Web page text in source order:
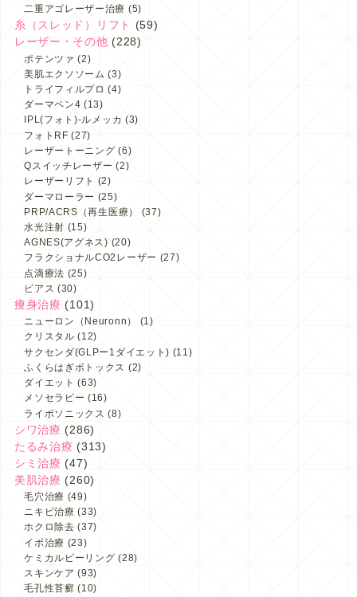
二重アゴレーザー治療 (5)
糸（スレッド）リフト (59)
レーザー・その他 (228)
ポテンツァ (2)
美肌エクソソーム (3)
トライフィルプロ (4)
ダーマペン4 (13)
IPL(フォト)-ルメッカ (3)
フォトRF (27)
レーザートーニング (6)
Qスイッチレーザー (2)
レーザーリフト (2)
ダーマローラー (25)
PRP/ACRS（再生医療）
(37)
水光注射 (15)
AGNES(アグネス) (20)
フラクショナルCO2レーザー (27)
点滴療法 (25)
ピアス (30)
痩身治療 (101)
ニューロン（Neuronn）
(1)
クリスタル (12)
サクセンダ(GLPー1ダイエット) (11)
ふくらはぎボトックス (2)
ダイエット (63)
メソセラピー (16)
ライポソニックス (8)
シワ治療 (286)
たるみ治療 (313)
シミ治療 (47)
美肌治療 (260)
毛穴治療 (49)
ニキビ治療 (33)
ホクロ除去 (37)
イボ治療 (23)
ケミカルピーリング (28)
スキンケア (93)
毛孔性苔癬 (10)